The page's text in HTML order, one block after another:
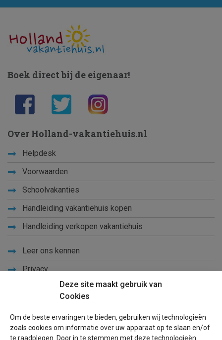
Deze site maakt gebruik van
Cookies
Om de beste ervaringen te bieden, gebruiken wij technologieën
zoals cookies om informatie over uw apparaat op te slaan en/of
te raadplegen. Door in te stemmen met deze technologieën
Boek direct bij de eigenaar!
Over Holland-vakantiehuis.nl
Helpdesk
Voorwaarden
Schoolvakanties
Handleiding vakantiehuis kopen
Handleiding verkopen vakantiehuis
Leer ons kennen
Privacy
Blog